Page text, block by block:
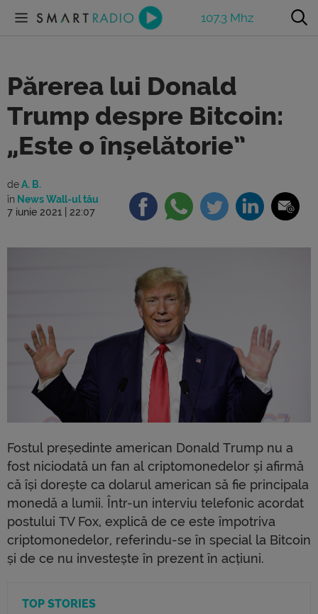
107.3 Mhz
Părerea lui Donald
Trump despre Bitcoin:
„Este o înșelătorie”
deA. B.
în News Wall-ul tău
7 iunie 2021 | 22:07
Fostul președinte american Donald Trump nu a
fost niciodată un fan al criptomonedelor și afirmă
că își dorește ca dolarul american să fie principala
monedă a lumii. Într-un interviu telefonic acordat
postului TV Fox, explică de ce este împotriva
criptomonedelor, referindu-se în special la Bitcoin
și de ce nu investește în prezent în acțiuni.
TOP STORIES